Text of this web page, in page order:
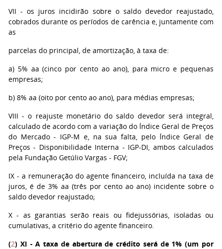
VII - os juros incidirão sobre o saldo devedor reajustado,
cobrados durante os períodos de carência e, juntamente com
as
parcelas do principal, de amortização, à taxa de:
a) 5% aa (cinco por cento ao ano), para micro e pequenas
empresas;
b) 8% aa (oito por cento ao ano), para médias empresas;
VIII - o reajuste monetário do saldo devedor será integral,
calculado de acordo com a variação do Índice Geral de Preços
do Mercado - IGP-M e, na sua falta, pelo Índice Geral de
Preços - Disponibilidade Interna - IGP-DI, ambos calculados
pela Fundação Getúlio Vargas - FGV;
IX - a remuneração do agente financeiro, incluída na taxa de
juros, é de 3% aa (três por cento ao ano) incidente sobre o
saldo devedor reajustado;
X - as garantias serão reais ou fidejussórias, isoladas ou
cumulativas, a critério do agente financeiro.
(2) XI - A taxa de abertura de crédito será de 1% (um por